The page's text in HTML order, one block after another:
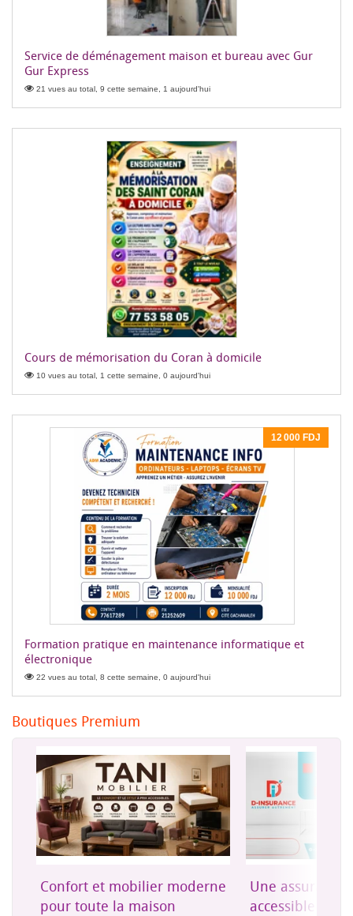
Service de déménagement maison et bureau avec Gur
Gur Express
21 vues au total, 9 cette semaine, 1 aujourd'hui
Cours de mémorisation du Coran à domicile
10 vues au total, 1 cette semaine, 0 aujourd'hui
12 000 FDJ
Formation pratique en maintenance informatique et
électronique
22 vues au total, 8 cette semaine, 0 aujourd'hui
Boutiques Premium
Confort et mobilier moderne
pour toute la maison
Une
accessible à